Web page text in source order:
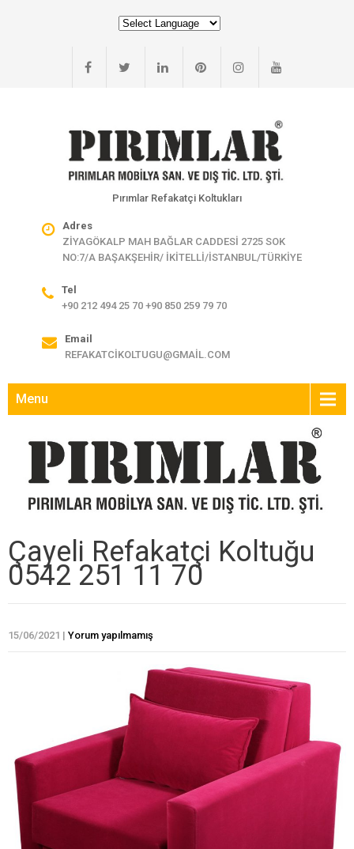
Pırımlar Refakatçi Koltukları
Adres
ZİYAGÖKALP MAH BAĞLAR CADDESİ 2725 SOK
NO:7/A BAŞAKŞEHİR/ İKİTELLİ/İSTANBUL/TÜRKİYE
Tel
+90 212 494 25 70 +90 850 259 79 70
Email
REFAKATCIKOLTUGU@GMAIL.COM
Menu
Çayeli Refakatçi Koltuğu
0542 251 11 70
15/06/2021 | Yorum yapılmamış